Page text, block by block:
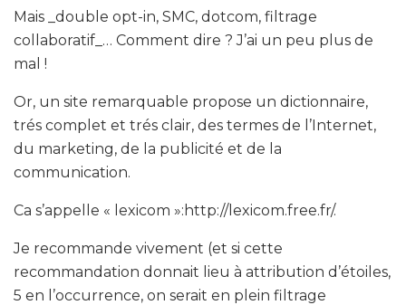
Mais _double opt-in, SMC, dotcom, filtrage
collaboratif_… Comment dire ? J’ai un peu plus de
mal !
Or, un site remarquable propose un dictionnaire,
trés complet et trés clair, des termes de l’Internet,
du marketing, de la publicité et de la
communication.
Ca s’appelle « lexicom »:http://lexicom.free.fr/.
Je recommande vivement (et si cette
recommandation donnait lieu à attribution d’étoiles,
5 en l’occurrence, on serait en plein filtrage